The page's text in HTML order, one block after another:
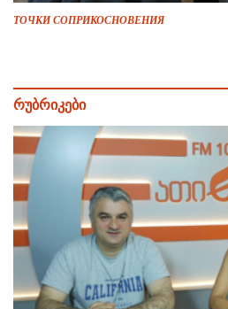
ТОЧКИ СОПРИКОСНОВЕНИЯ
რუბრიკები